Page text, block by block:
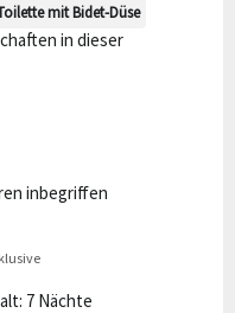
mit Bidet-Düse
in dieser
inbegriffen
7 Nächte